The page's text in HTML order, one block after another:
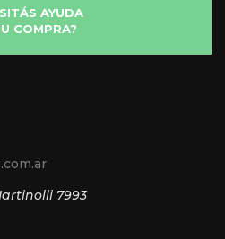
AYUDA
COMPRA?
7993